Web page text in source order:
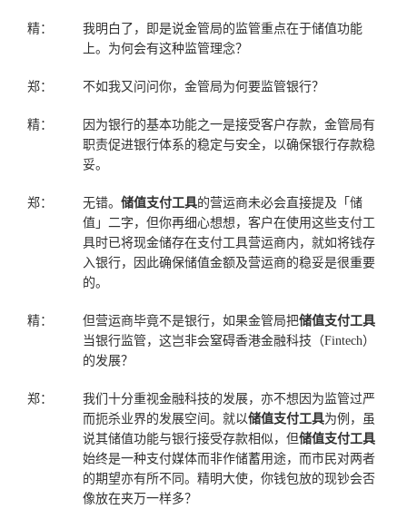
精：
我明白了，即是说金管局的监管重点在于储值功能
上。为何会有这种监管理念？
郑： 不如我又问问你，金管局为何要监管银行？
精：
因为银行的基本功能之一是接受客户存款，金管局有
职责促进银行体系的稳定与安全，以确保银行存款稳
妥。
郑： 无错。 储值支付工具的营运商未必会直接提及「储
值」二字，但你再细心想想，客户在使用这些支付工
具时已将现金储存在支付工具营运商内，就如将钱存
入银行，因此确保储值金额及营运商的稳妥是很重要
的。
精： 但营运商毕竟不是银行，如果金管局把储值支付工具
当银行监管，这岂非会窒碍香港金融科技（Fintech）
的发展？
郑：
我们十分重视金融科技的发展，亦不想因为监管过严
而扼杀业界的发展空间。就以储值支付工具为例，虽
说其储值功能与银行接受存款相似，但储值支付工具
始终是一种支付媒体而非作储蓄用途，而市民对两者
的期望亦有所不同。精明大使，你钱包放的现钞会否
像放在夹万一样多？